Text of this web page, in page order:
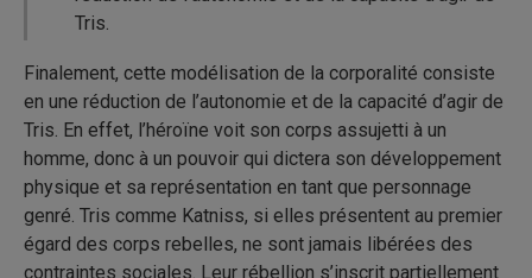
Tris.
Finalement, cette modélisation de la corporalité consiste
en une réduction de l’autonomie et de la capacité d’agir de
Tris. En effet, l’héroïne voit son corps assujetti à un
homme, donc à un pouvoir qui dictera son développement
physique et sa représentation en tant que personnage
genré. Tris comme Katniss, si elles présentent au premier
égard des corps rebelles, ne sont jamais libérées des
contraintes sociales. Leur rébellion s’inscrit partiellement